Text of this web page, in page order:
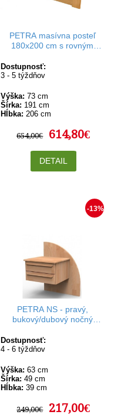
PETRA masívna posteľ
180x200 cm s rovným
Dostupnosť:
3 - 5 týždňov
Výška: 73 cm
Šírka: 191 cm
Hĺbka: 206 cm
654,00€ 614,80€
DETAIL
-13%
PETRA NS - pravý,
bukový/dubový nočný
Dostupnosť:
4 - 6 týždňov
Výška: 63 cm
Šírka: 49 cm
Hĺbka: 39 cm
249,00€ 217,00€